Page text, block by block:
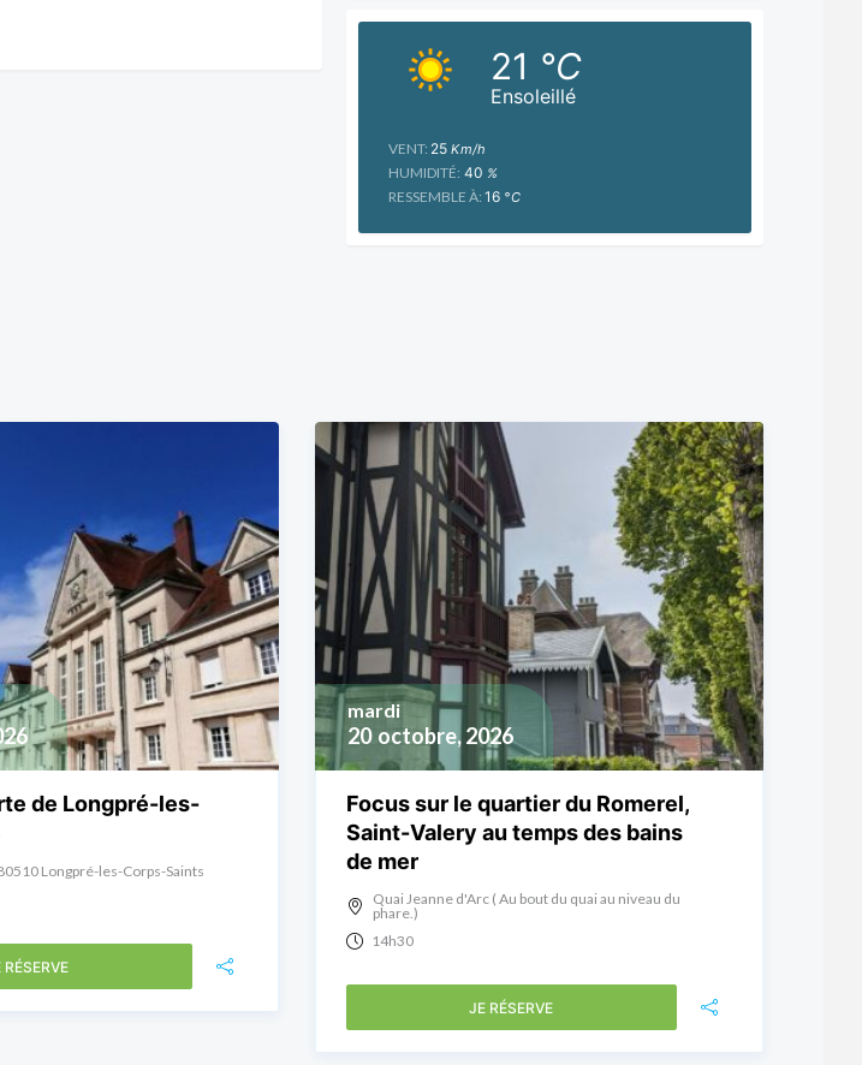
Ensoleillé
21 °C
VENT: 25Km/h
HUMIDITÉ: 40 %
RESSEMBLE À: 16°C
de Longpré-les-
Longpré-les-Corps-Saints
RÉSERVE
20 octobre, 2026
mardi
Focus sur le quartier du Romerel,
Saint-Valery au temps des bains
de mer
Quai Jeanne d'Arc ( Au bout du quai au niveau du
phare.)
14h30
JE RÉSERVE